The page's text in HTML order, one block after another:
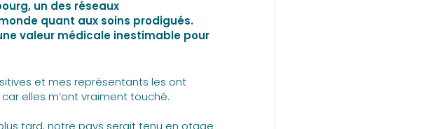
un des réseaux
quant aux soins prodigués.
valeur médicale inestimable pour
et mes représentants les ont
elles m’ont vraiment touché.
tard, notre pays serait tenu en otage